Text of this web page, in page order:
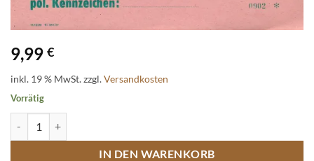
9,99 €
inkl. 19 % MwSt.zzgl.Versandkosten
Vorrätig
IN DEN WARENKORB